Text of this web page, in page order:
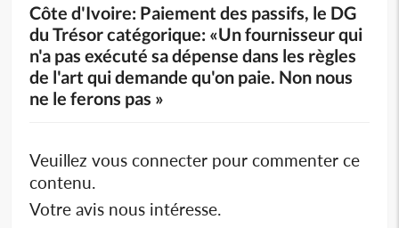
Côte d'Ivoire: Paiement des passifs, le DG
du Trésor catégorique: «Un fournisseur qui
n'a pas exécuté sa dépense dans les règles
de l'art qui demande qu'on paie. Non nous
ne le ferons pas »
Veuillez vous connecter pour commenter ce
contenu.
Votre avis nous intéresse.